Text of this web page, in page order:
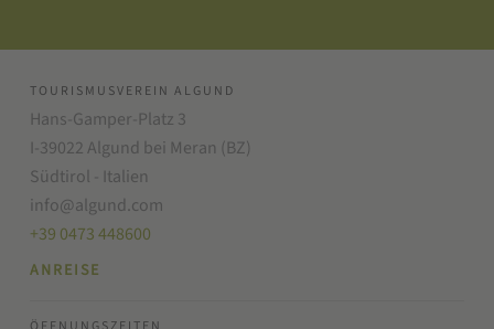
TOURISMUSVEREIN ALGUND
Hans-Gamper-Platz 3
I-39022 Algund bei Meran (BZ)
Südtirol - Italien
info@algund.com
+39 0473 448600
ANREISE